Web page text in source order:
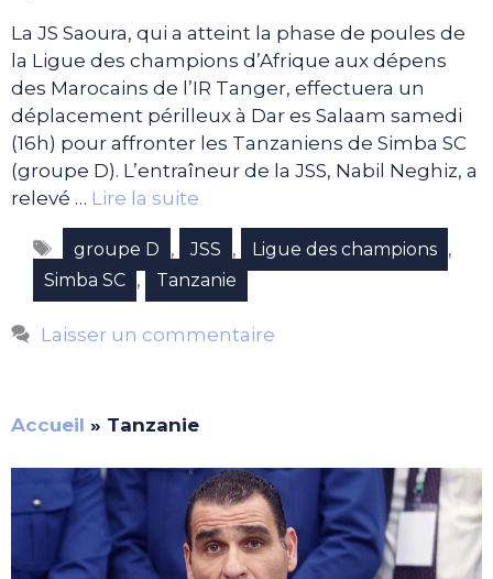
La JS Saoura, qui a atteint la phase de poules de
la Ligue des champions d’Afrique aux dépens
des Marocains de l’IR Tanger, effectuera un
déplacement périlleux à Dar es Salaam samedi
(16h) pour affronter les Tanzaniens de Simba SC
(groupe D). L’entraîneur de la JSS, Nabil Neghiz, a
relevé … Lire la suite
Étiquettes
groupe D , JSS , Ligue des champions ,
Simba SC , Tanzanie
Laisser un commentaire
Accueil » Tanzanie